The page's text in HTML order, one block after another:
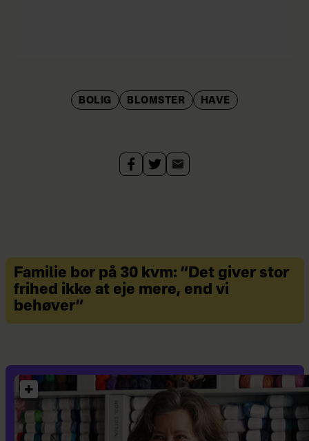
BOLIG BLOMSTER HAVE
Familie bor på 30 kvm: ”Det giver stor
frihed ikke at eje mere, end vi
behøver”